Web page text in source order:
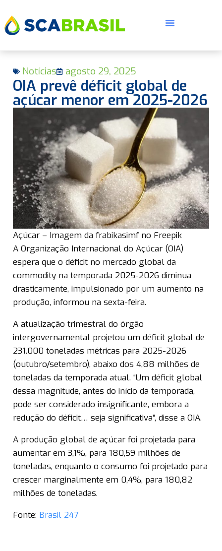
Notícias agosto 29, 2025
OIA prevê déficit global de
açúcar menor em 2025-2026
Açúcar – Imagem da frabikasimf no Freepik
A Organização Internacional do Açúcar (OIA)
espera que o déficit no mercado global da
commodity na temporada 2025-2026 diminua
drasticamente, impulsionado por um aumento na
produção, informou na sexta-feira.
A atualização trimestral do órgão
intergovernamental projetou um déficit global de
231.000 toneladas métricas para 2025-2026
(outubro/setembro), abaixo dos 4,88 milhões de
toneladas da temporada atual. “Um déficit global
dessa magnitude, antes do início da temporada,
pode ser considerado insignificante, embora a
redução do déficit… seja significativa”, disse a OIA.
A produção global de açúcar foi projetada para
aumentar em 3,1%, para 180,59 milhões de
toneladas, enquanto o consumo foi projetado para
crescer marginalmente em 0,4%, para 180,82
milhões de toneladas.
Fonte: Brasil 247